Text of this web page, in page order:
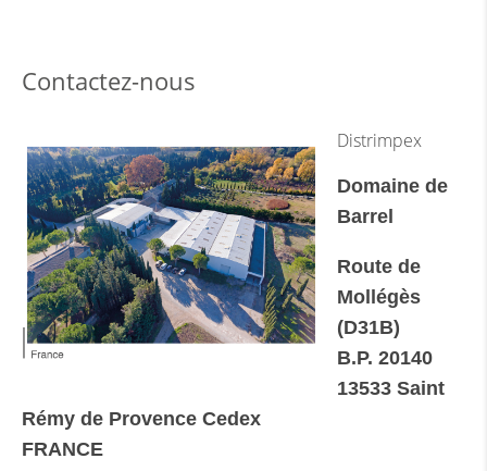
Contactez-nous
Distrimpex
Domaine de
Barrel
Route de
Mollégès
(D31B)
B.P. 20140
13533 Saint
Rémy de Provence Cedex
FRANCE